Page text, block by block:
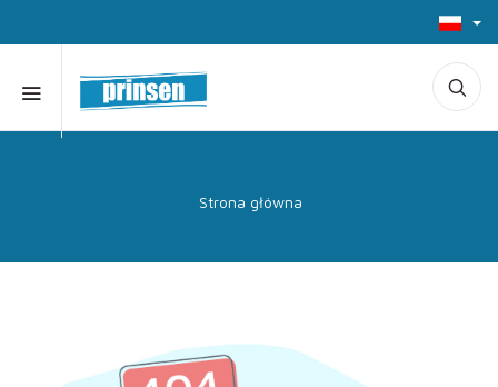
Strona główna